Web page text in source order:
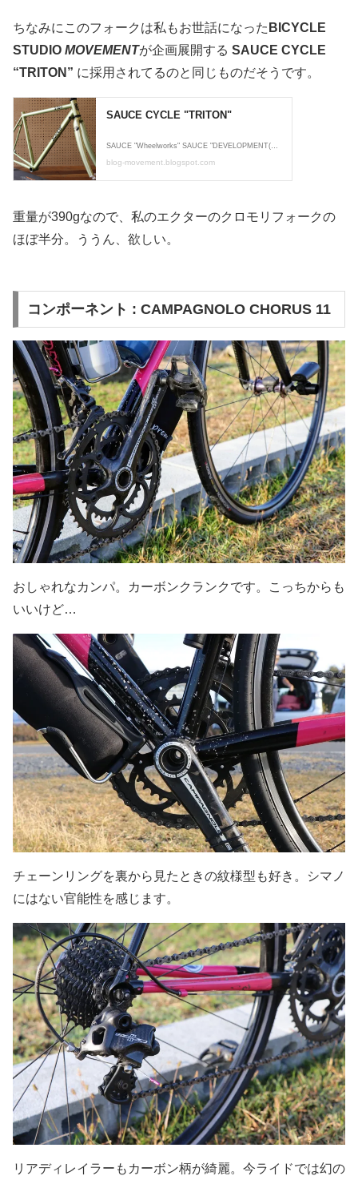
ちなみにこのフォークは私もお世話になった BICYCLE
STUDIO MOVEMENTが企画展開する SAUCE CYCLE
“TRITON” に採用されてるのと同じものだそうです。
重量が390gなので、私のエクターのクロモリフォークの
ほぼ半分。ううん、欲しい。
コンポーネント : CAMPAGNOLO CHORUS 11
おしゃれなカンパ。カーボンクランクです。こっちからも
いいけど…
チェーンリングを裏から見たときの紋様型も好き。シマノ
にはない官能性を感じます。
リアディレイラーもカーボン柄が綺麗。今ライドでは幻の